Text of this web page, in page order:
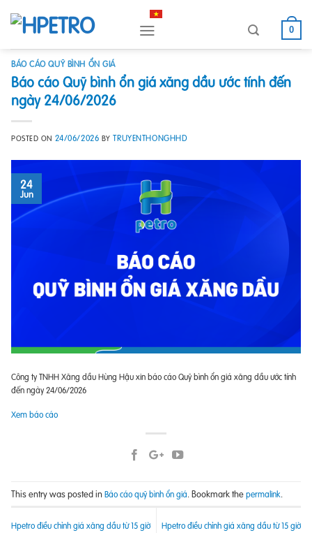
content
0
BÁO CÁO QUỸ BÌNH ỔN GIÁ
Báo cáo Quỹ bình ổn giá xăng dầu ước tính đến
ngày 24/06/2026
POSTED ON 24/06/2026 BYTRUYENTHONGHHD
24
Jun
Công ty TNHH Xăng dầu Hùng Hậu xin báo cáo Quỹ bình ổn giá xăng dầu ước tính
đến ngày 24/06/2026
Xem báo cáo
This entry was posted inBáo cáo quỹ bình ổn giá. Bookmark thepermalink.
Hpetro điều chỉnh giá xăng dầu từ 15 giờ
Hpetro điều chỉnh giá xăng dầu từ 15 giờ